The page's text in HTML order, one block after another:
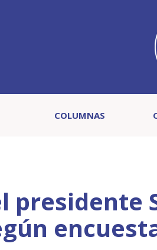
COLUMNAS
presidente